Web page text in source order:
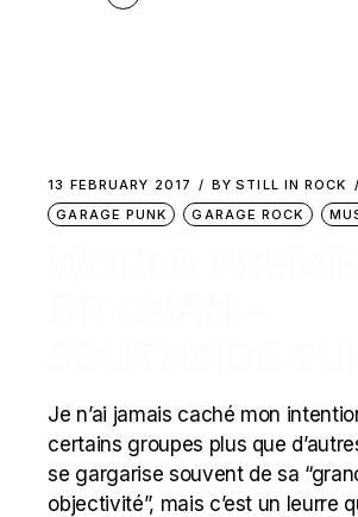
13 FEBRUARY 2017 BY STILL IN ROCK
GARAGE PUNK
GARAGE ROCK
Je n’ai jamais caché mon
certains groupes plus que
se gargarise souvent de sa
objectivité”, mais c’est un leurre